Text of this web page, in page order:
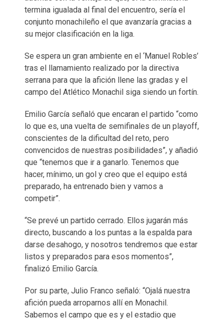
termina igualada al final del encuentro, sería el
conjunto monachileño el que avanzaría gracias a
su mejor clasificación en la liga.
Se espera un gran ambiente en el ‘Manuel Robles’
tras el llamamiento realizado por la directiva
serrana para que la afición llene las gradas y el
campo del Atlético Monachil siga siendo un fortín.
Emilio García señaló que encaran el partido “como
lo que es, una vuelta de semifinales de un playoff,
conscientes de la dificultad del reto, pero
convencidos de nuestras posibilidades”, y añadió
que “tenemos que ir a ganarlo. Tenemos que
hacer, mínimo, un gol y creo que el equipo está
preparado, ha entrenado bien y vamos a
competir”.
“Se prevé un partido cerrado. Ellos jugarán más
directo, buscando a los puntas a la espalda para
darse desahogo, y nosotros tendremos que estar
listos y preparados para esos momentos”,
finalizó Emilio García.
Por su parte, Julio Franco señaló: “Ojalá nuestra
afición pueda arroparnos allí en Monachil.
Sabemos el campo que es y el estadio que